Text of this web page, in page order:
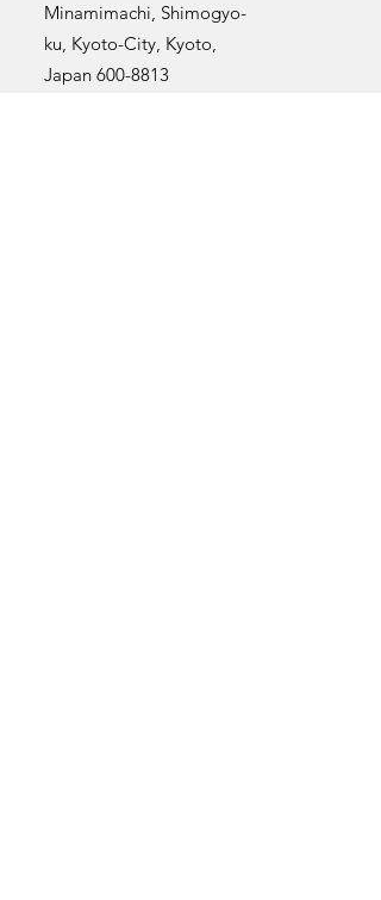
Minamimachi, Shimogyo-
ku, Kyoto-City, Kyoto,
Japan 600-8813